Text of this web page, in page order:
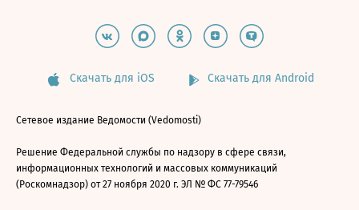
Скачать для iOS Скачать для Android
Сетевое издание Ведомости (Vedomosti)
Решение Федеральной службы по надзору в сфере связи,
информационных технологий и массовых коммуникаций
(Роскомнадзор) от 27 ноября 2020 г. ЭЛ № ФС 77-79546